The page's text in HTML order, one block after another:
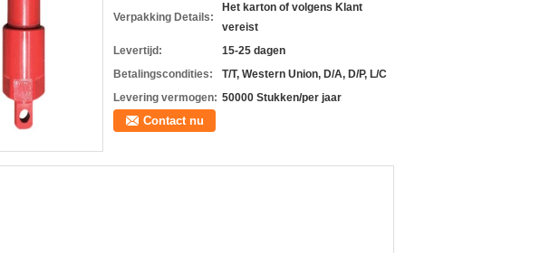
Verpakking Details:
Het karton of volgens Klant
vereist
Levertijd:
15-25 dagen
Betalingscondities:
T/T, Western Union, D/A, D/P, L/C
Levering vermogen: 50000 Stukken/per jaar
Contact nu